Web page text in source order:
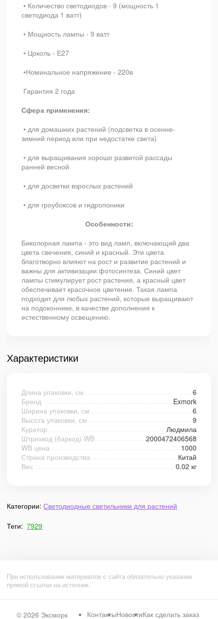
• Количество светодиодов - 9 (мощность 1
светодиода 1 ватт)
• Мощность лампы - 9 ватт
• Цоколь - Е27
•Номинальное напряжение - 220в
Гарантия 2 года
Сфера применения:
• для домашних растений (подсветка в осенне-
зимний период или при недостатке света)
• для выращивания хорошо развитой рассады
ранней весной
• для досветки взрослых растений
• для гроубоксов и гидропоники
Особенности:
Биколорная лампа - это вид ламп, включающий два
цвета свечения, синий и красный. Эти цвета
благотворно влияют на рост и развитие растений и
важны для активизации фотосинтеза. Синий цвет
лампы стимулирует рост растения, а красный цвет
обеспечивает красочное цветение. Такая лампа
подходит для любых растений, которые выращивают
на подоконнике, в качестве дополнения к
естественному освещению.
Характеристики
Длина упаковки, см
6
Бренд
Exmork
Ширина упаковки, см
6
Высота упаковки, см
9
Куратор
Людмила
Штрихкод (баркод) WB
2000472406568
WB цена
1000
Страна производства
Китай
Вес
0.02 кг
Категории: Светодиодные светильники для растений
Теги: 7929
При использовании материалов с сайта обязательно указание
прямой ссылки на источник.
© 2026 Эксморк КонтактыНовостиКак сделать заказ